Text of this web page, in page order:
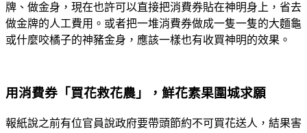
牌、做金身，現在也許可以直接把消費券貼在神明身上，省去
做金牌的人工費用。或者把一堆消費券做成一隻一隻的大麵龜
或什麼咬橘子的神豬金身，應該一樣也有收買神明的效果。
用消費券「買花救花農」，鮮花素果圍城求願
報紙說之前有位官員說政府要帶頭節約不可買花送人，結果害